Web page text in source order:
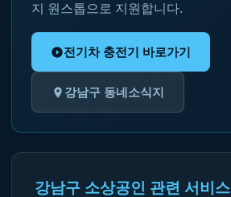
지 원스톱으로 지원합니다.
전기차 충전기 바로가기
강남구 동네소식지
강남구 소상공인 관련 서비스